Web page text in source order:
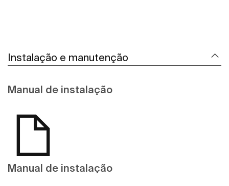
Instalação e manutenção
Manual de instalação
Manual de instalação